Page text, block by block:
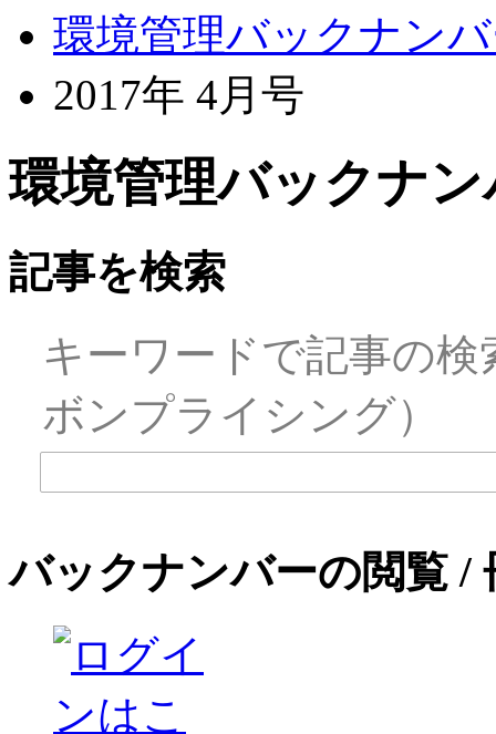
環境管理バックナン
2017年 4月号
環境管理バックナ
記事を検索
キーワードで記事の
ボンプライシング）
バックナンバーの閲覧 /